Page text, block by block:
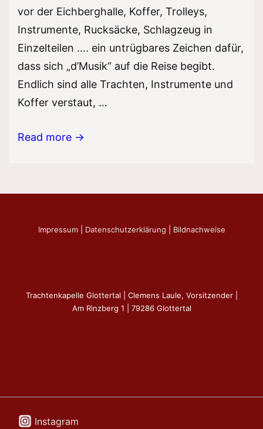
vor der Eichberghalle, Koffer, Trolleys,
Instrumente, Rucksäcke, Schlagzeug in
Einzelteilen …. ein untrügbares Zeichen dafür,
dass sich „d’Musik“ auf die Reise begibt.
Endlich sind alle Trachten, Instrumente und
Koffer verstaut, …
Konzertreise
2023
Kroatien
Read more →
Impressum| Datenschutzerklärung Bildnachweise
Trachtenkapelle Glottertal | Clemens Laule, Vorsitzender |
Am Rinzberg 1 | 79286 Glottertal
Instagram